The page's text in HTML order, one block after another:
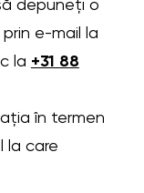
depuneți o
e-mail la
la +31 88
în termen
la care